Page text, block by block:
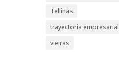
Tellinas
trayectoria empresarial
vieiras